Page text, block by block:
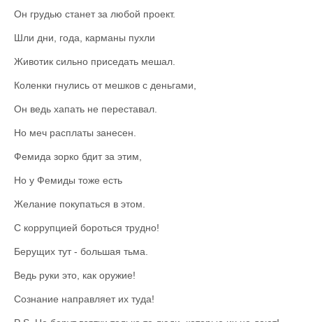
Он грудью станет за любой проект.
Шли дни, года, карманы пухли
Животик сильно приседать мешал.
Коленки гнулись от мешков с деньгами,
Он ведь хапать не переставал.
Но меч расплаты занесен.
Фемида зорко бдит за этим,
Но у Фемиды тоже есть
Желание покупаться в этом.
С коррупцией бороться трудно!
Берущих тут - большая тьма.
Ведь руки это, как оружие!
Сознание направляет их туда!